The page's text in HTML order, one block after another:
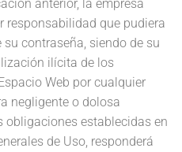
anterior, la empresa
responsabilidad que pudiera
contraseña, siendo de su
ilícita de los
Web por cualquier
negligente o dolosa
obligaciones establecidas en
de Uso, responderá